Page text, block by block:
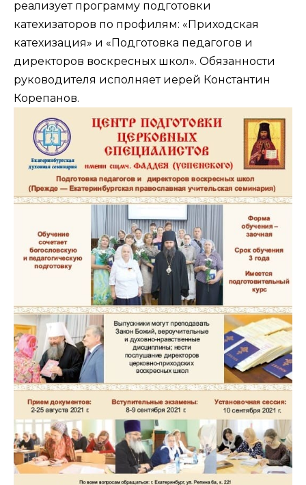
реализует программу подготовки
катехизаторов по профилям: «Приходская
катехизация» и «Подготовка педагогов и
директоров воскресных школ». Обязанности
руководителя исполняет иерей Константин
Корепанов.